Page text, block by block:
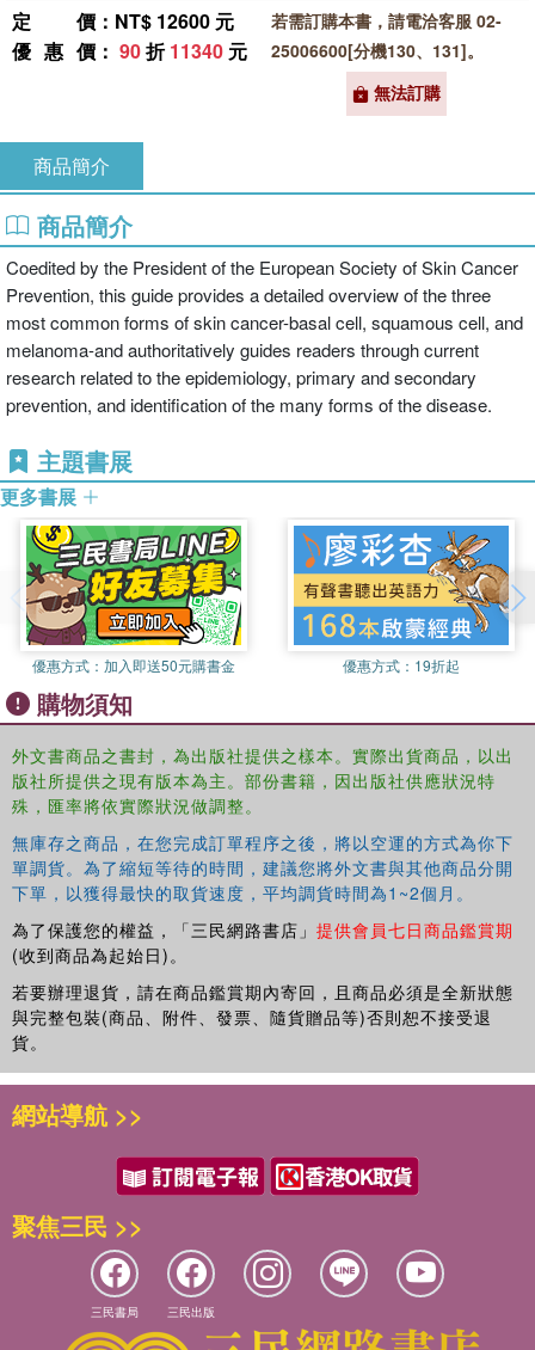
定價 ：NT$ 12600 元
優惠價 ： 90折11340 元
若需訂購本書，請電洽客服 02-
25006600[分機130、131]。
無法訂購
商品簡介
商品簡介
Coedited by the President of the European Society of Skin Cancer
Prevention, this guide provides a detailed overview of the three
most common forms of skin cancer-basal cell, squamous cell, and
melanoma-and authoritatively guides readers through current
research related to the epidemiology, primary and secondary
prevention, and identification of the many forms of the disease.
主題書展
更多書展
優惠方式： 加入即送50元購書金 優惠方式： 19折起
購物須知
外文書商品之書封，為出版社提供之樣本。實際出貨商品，以出
版社所提供之現有版本為主。部份書籍，因出版社供應狀況特
殊，匯率將依實際狀況做調整。
無庫存之商品，在您完成訂單程序之後，將以空運的方式為你下
單調貨。為了縮短等待的時間，建議您將外文書與其他商品分開
下單，以獲得最快的取貨速度，平均調貨時間為1~2個月。
為了保護您的權益，「三民網路書店」 提供會員七日商品鑑賞期
(收到商品為起始日)。
若要辦理退貨，請在商品鑑賞期內寄回，且商品必須是全新狀態
與完整包裝(商品、附件、發票、隨貨贈品等)否則恕不接受退
貨。
網站導航 >>
聚焦三民 >>
三民書局 三民出版